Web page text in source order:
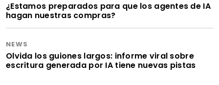
¿Estamos preparados para que los agentes de IA
hagan nuestras compras?
NEWS
Olvida los guiones largos: informe viral sobre
escritura generada por IA tiene nuevas pistas